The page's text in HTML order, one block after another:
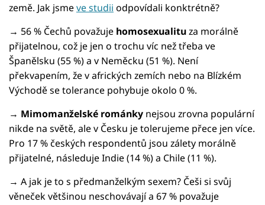
země. Jak jsmeve studii odpovídali konktrétně?
→ 56 % Čechů považuje homosexualituza morálně
přijatelnou, což je jen o trochu víc než třeba ve
Španělsku (55 %) a v Neměcku (51 %). Není
překvapením, že v afrických zemích nebo na Blízkém
Východě se tolerance pohybuje okolo 0 %.
→ Mimomanželské románky nejsou zrovna populární
nikde na světě, ale v Česku je tolerujeme přece jen více.
Pro 17 % českých respondentů jsou zálety morálně
přijatelné, následuje Indie (14 %) a Chile (11 %).
→ A jak je to s předmanželkým sexem? Češi si svůj
věneček většinou neschovávají a 67 % považuje